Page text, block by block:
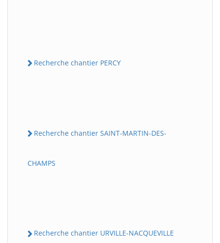
Recherche chantier PERCY
Recherche chantier SAINT-MARTIN-DES-
CHAMPS
Recherche chantier URVILLE-NACQUEVILLE